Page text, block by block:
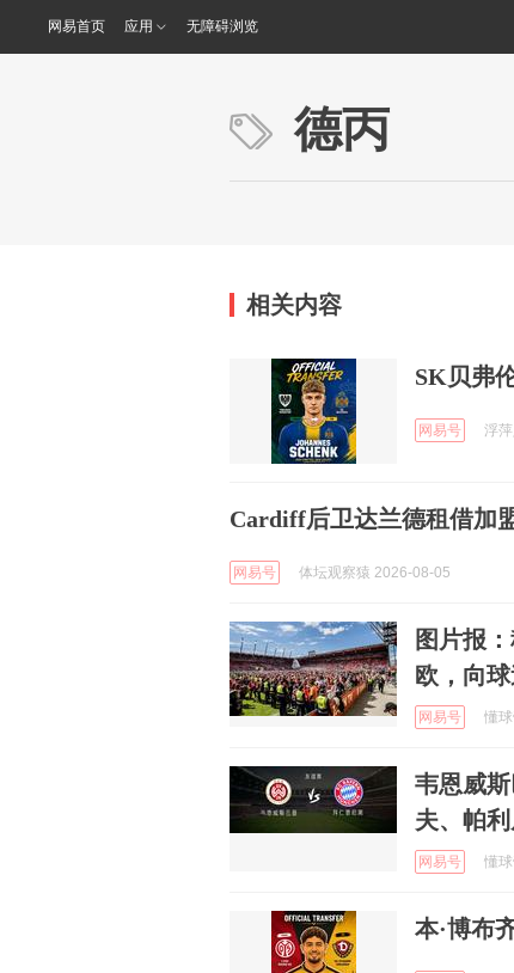
网易首页 应用 无障碍浏览
德丙
相关内容
SK贝弗
网易号 浮
Cardiff后卫达兰德租借加
网易号 体坛观察猿 2026-08-05
图片报
欧，向
网易号 懂
韦恩威
夫、帕
网易号 懂
本·博布